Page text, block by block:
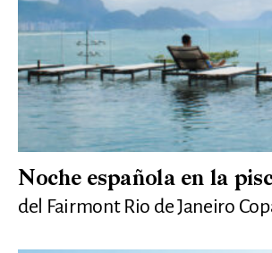
Noche española en la
del Fairmont Rio de Janeiro